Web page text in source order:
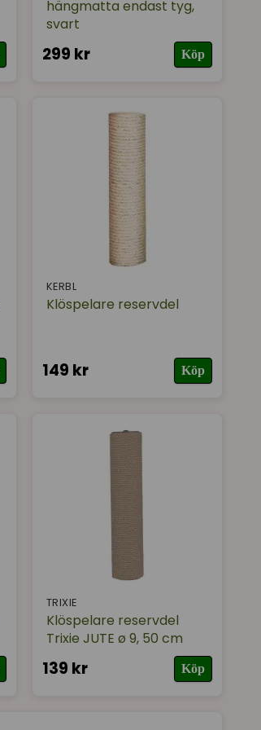
hängmatta endast tyg,
svart
299 kr Köp
KERBL
Klöspelare reservdel
149 kr Köp
TRIXIE
Klöspelare reservdel
Trixie JUTE ø 9, 50 cm
139 kr Köp